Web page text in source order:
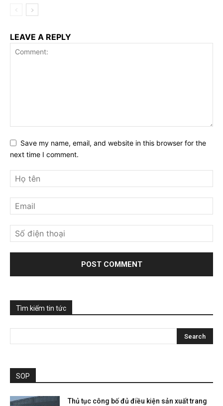
LEAVE A REPLY
Save my name, email, and website in this browser for the
next time I comment.
Tìm kiếm tin tức
SOP
Thủ tục công bố đủ điều kiện sản xuất trang